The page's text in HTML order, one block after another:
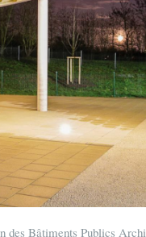
des Bâtiments Publics